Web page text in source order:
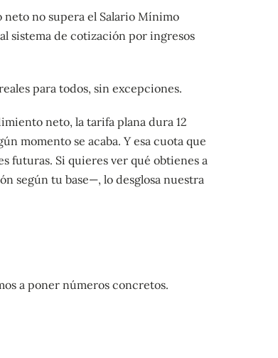
no supera el Salario Mínimo
sistema de cotización por ingresos
para todos, sin excepciones.
neto, la tarifa plana dura 12
momento se acaba. Y esa cuota que
futuras. Si quieres ver qué obtienes a
según tu base—, lo desglosa nuestra
a poner números concretos.